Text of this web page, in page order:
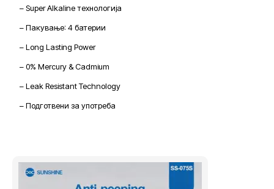
– Super Alkaline технологија
– Пакување: 4 батерии
– Long Lasting Power
– 0% Mercury & Cadmium
– Leak Resistant Technology
– Подготвени за употреба